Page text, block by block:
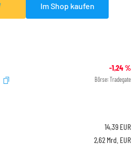
Im Shop kaufen
-1,24%
Börse: Tradegate
14,39 EUR
2,62 Mrd. EUR